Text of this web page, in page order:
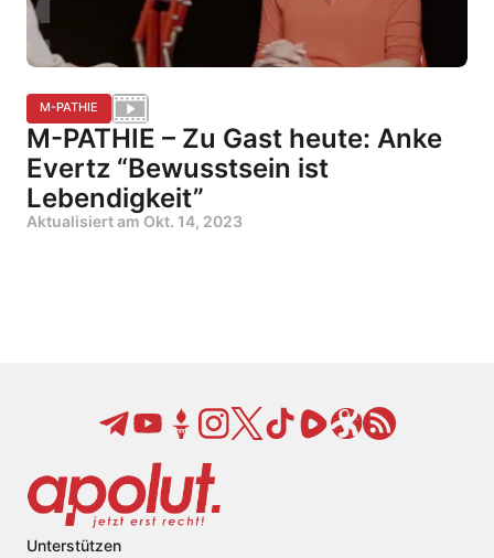
M-PATHIE
M-PATHIE – Zu Gast heute: Anke
Evertz “Bewusstsein ist
Lebendigkeit”
Aktualisiert am Okt. 14, 2023
Unterstützen